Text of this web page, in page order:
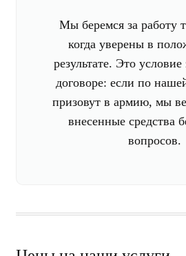
Мы беремся за работу
когда уверены в
результате. Это
договоре: если по
призовут в армию, мы
внесенные средства
вопросов.